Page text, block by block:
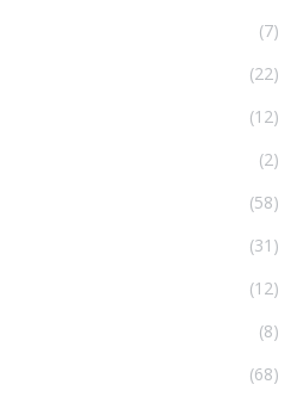
(7)
(22)
(12)
(2)
(58)
(31)
(12)
(8)
(68)